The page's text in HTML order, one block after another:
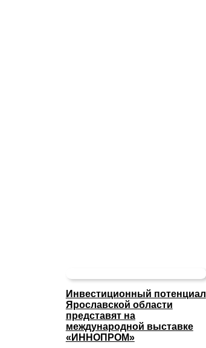
Инвестиционный потенциал
Ярославской области
представят на
международной выставке
«ИННОПРОМ»